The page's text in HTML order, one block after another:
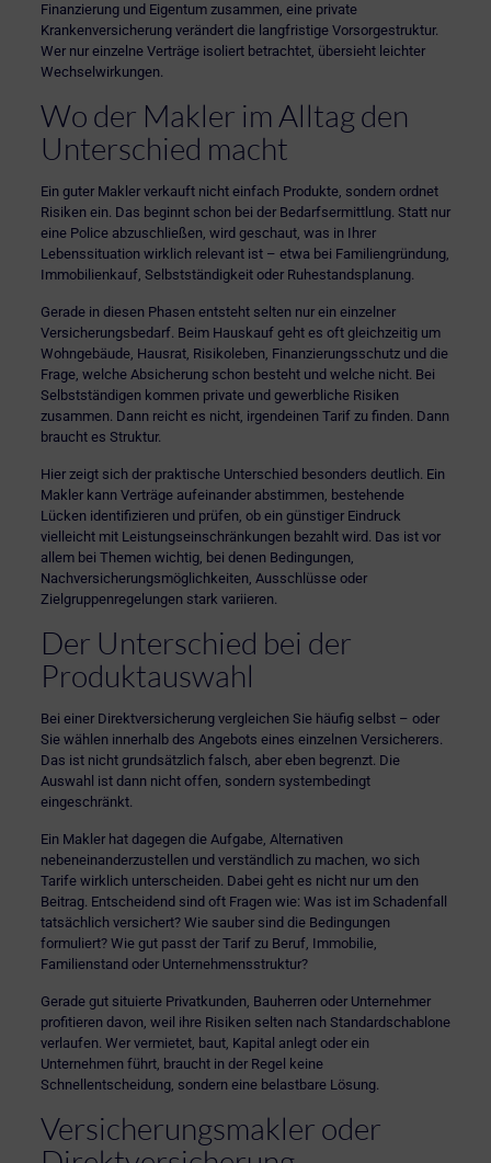
Finanzierung und Eigentum zusammen, eine private
Krankenversicherung verändert die langfristige Vorsorgestruktur.
Wer nur einzelne Verträge isoliert betrachtet, übersieht leichter
Wechselwirkungen.
Wo der Makler im Alltag den
Unterschied macht
Ein guter Makler verkauft nicht einfach Produkte, sondern ordnet
Risiken ein. Das beginnt schon bei der Bedarfsermittlung. Statt nur
eine Police abzuschließen, wird geschaut, was in Ihrer
Lebenssituation wirklich relevant ist – etwa bei Familiengründung,
Immobilienkauf, Selbstständigkeit oder Ruhestandsplanung.
Gerade in diesen Phasen entsteht selten nur ein einzelner
Versicherungsbedarf. Beim Hauskauf geht es oft gleichzeitig um
Wohngebäude, Hausrat, Risikoleben, Finanzierungsschutz und die
Frage, welche Absicherung schon besteht und welche nicht. Bei
Selbstständigen kommen private und gewerbliche Risiken
zusammen. Dann reicht es nicht, irgendeinen Tarif zu finden. Dann
braucht es Struktur.
Hier zeigt sich der praktische Unterschied besonders deutlich. Ein
Makler kann Verträge aufeinander abstimmen, bestehende
Lücken identifizieren und prüfen, ob ein günstiger Eindruck
vielleicht mit Leistungseinschränkungen bezahlt wird. Das ist vor
allem bei Themen wichtig, bei denen Bedingungen,
Nachversicherungsmöglichkeiten, Ausschlüsse oder
Zielgruppenregelungen stark variieren.
Der Unterschied bei der
Produktauswahl
Bei einer Direktversicherung vergleichen Sie häufig selbst – oder
Sie wählen innerhalb des Angebots eines einzelnen Versicherers.
Das ist nicht grundsätzlich falsch, aber eben begrenzt. Die
Auswahl ist dann nicht offen, sondern systembedingt
eingeschränkt.
Ein Makler hat dagegen die Aufgabe, Alternativen
nebeneinanderzustellen und verständlich zu machen, wo sich
Tarife wirklich unterscheiden. Dabei geht es nicht nur um den
Beitrag. Entscheidend sind oft Fragen wie: Was ist im Schadenfall
tatsächlich versichert? Wie sauber sind die Bedingungen
formuliert? Wie gut passt der Tarif zu Beruf, Immobilie,
Familienstand oder Unternehmensstruktur?
Gerade gut situierte Privatkunden, Bauherren oder Unternehmer
profitieren davon, weil ihre Risiken selten nach Standardschablone
verlaufen. Wer vermietet, baut, Kapital anlegt oder ein
Unternehmen führt, braucht in der Regel keine
Schnellentscheidung, sondern eine belastbare Lösung.
Versicherungsmakler oder